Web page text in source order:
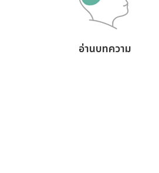
อ่านบทความ